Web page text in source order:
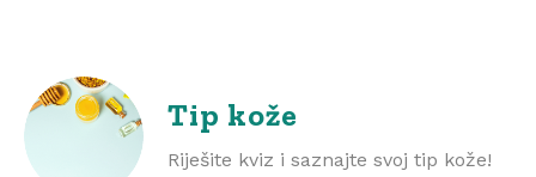
Tip kože
Riješite kviz i saznajte svoj tip kože!